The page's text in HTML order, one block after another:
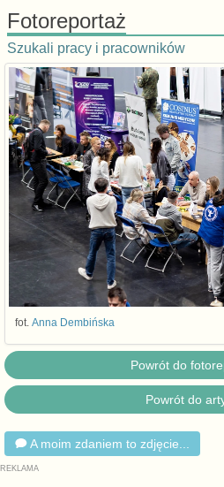
Fotoreportaż
Szukali pracy i pracowników
fot. Anna Dembińska
Powrót do
Powrót do
A moim zdaniem to zdjęcie...